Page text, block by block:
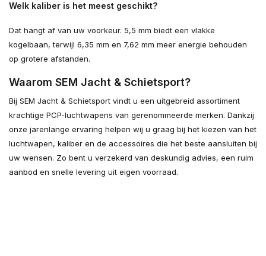
Welk kaliber is het meest geschikt?
Dat hangt af van uw voorkeur. 5,5 mm biedt een vlakke
kogelbaan, terwijl 6,35 mm en 7,62 mm meer energie behouden
op grotere afstanden.
Waarom SEM Jacht & Schietsport?
Bij SEM Jacht & Schietsport vindt u een uitgebreid assortiment
krachtige PCP-luchtwapens van gerenommeerde merken. Dankzij
onze jarenlange ervaring helpen wij u graag bij het kiezen van het
luchtwapen, kaliber en de accessoires die het beste aansluiten bij
uw wensen. Zo bent u verzekerd van deskundig advies, een ruim
aanbod en snelle levering uit eigen voorraad.